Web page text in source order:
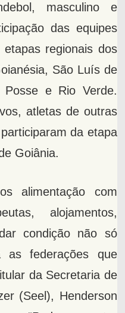
masculino e
das equipes
regionais dos
São Luís de
Posse e Rio Verde.
atletas de outras
da etapa
Goiânia.
alimentação com
alojamentos,
condição não só
as federações que
da Secretaria de
(Seel), Henderson